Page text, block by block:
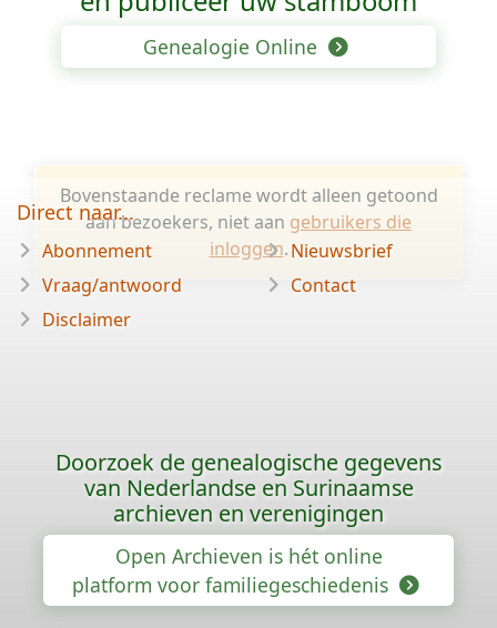
Genealogie Online
Bovenstaande reclame wordt alleen getoond
aan bezoekers, niet aan gebruikers die
inloggen.
Direct naar...
Abonnement
Vraag/antwoord
Disclaimer
Nieuwsbrief
Contact
Doorzoek de genealogische gegevens
van Nederlandse en Surinaamse
archieven en verenigingen
Open Archieven is hét online
platform voor familiegeschiedenis